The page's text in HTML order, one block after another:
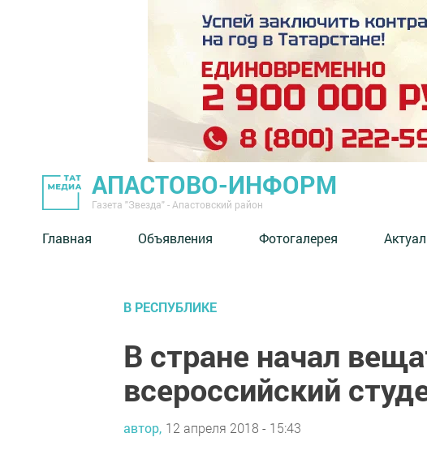
АПАСТОВО-ИНФОРМ
Газета "Звезда" - Апастовский район
Главная Объявления Фотогалерея
В РЕСПУБЛИКЕ
В стране начал
всероссийский
автор, 12 апреля 2018 - 15:43